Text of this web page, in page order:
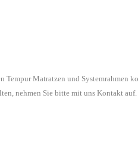
Matratzen und
nehmen Sie bitte mit uns Kontakt auf.